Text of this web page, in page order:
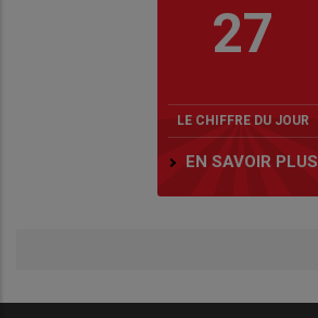
27
LE CHIFFRE DU JOUR
EN SAVOIR PLUS